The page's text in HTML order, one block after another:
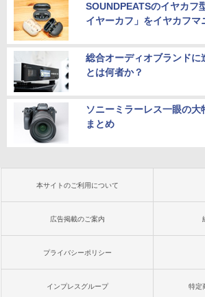
SOUNDPEATSのイヤカフ
イヤーカフ」をイヤカフマ
総合オーディオブランドに
とは何者か？
ソニーミラーレス一眼の
まとめ
本サイトのご利用について
広告掲載のご案内
プライバシーポリシー
インプレスグループ 特定